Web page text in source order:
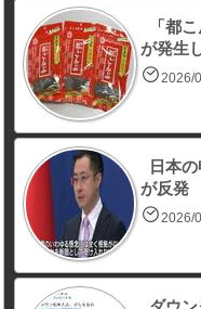
「都
が発生
2026/
日本
が反発
2026/